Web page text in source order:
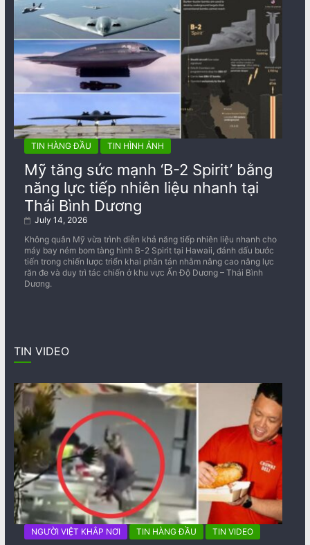
TIN HÀNG ĐẦU TIN HÌNH ẢNH
Mỹ tăng sức mạnh ‘B-2 Spirit’ bằng
năng lực tiếp nhiên liệu nhanh tại
Thái Bình Dương
July 14, 2026
Không quân Mỹ vừa trình diễn khả năng tiếp nhiên liệu nhanh cho
máy bay ném bom tàng hình B-2 Spirit tại Hawaii, đánh dấu bước
tiến trong chiến lược triển khai phân tán nhằm nâng cao năng lực
răn đe và duy trì tác chiến ở khu vực Ấn Độ Dương – Thái Bình
Dương.
TIN VIDEO
NGƯỜI VIỆT KHẮP NƠI TIN HÀNG ĐẦU TIN VIDEO